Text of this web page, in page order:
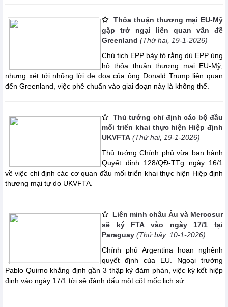
Thỏa thuận thương mại EU-Mỹ
gặp trở ngại liên quan vấn đề
Greenland (Thứ hai, 19-1-2026)
Chủ tịch EPP bày tỏ rằng dù EPP ủng
hộ thỏa thuận thương mại EU-Mỹ,
nhưng xét tới những lời đe dọa của ông Donald Trump liên quan
đến Greenland, việc phê chuẩn vào giai đoạn này là không thể.
Thủ tướng chỉ định các bộ đầu
mối triển khai thực hiện Hiệp định
UKVFTA (Thứ hai, 19-1-2026)
Thủ tướng Chính phủ vừa ban hành
Quyết định 128/QĐ-TTg ngày 16/1
về việc chỉ định các cơ quan đầu mối triển khai thực hiện Hiệp định
thương mại tự do UKVFTA.
Liên minh châu Âu và Mercosur
sẽ ký FTA vào ngày 17/1 tại
Paraguay (Thứ bảy, 10-1-2026)
Chính phủ Argentina hoan nghênh
quyết định của EU. Ngoại trưởng
Pablo Quirno khẳng định gần 3 thập kỷ đàm phán, việc ký kết hiệp
định vào ngày 17/1 tới sẽ đánh dấu một cột mốc lịch sử.